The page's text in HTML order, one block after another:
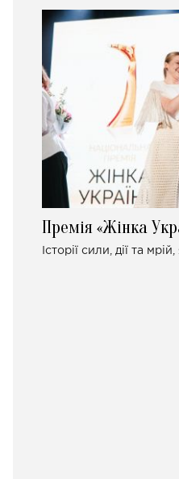
Премія «Жінка
Історії сили, дії та